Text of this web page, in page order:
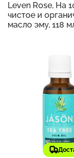
Leven Rose, На
чистое и
масло эму, 118